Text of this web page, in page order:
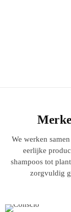
We werken
eerlijke
shampoos tot
zorgvuldig